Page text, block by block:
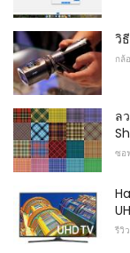
วิ
กล้
ล
ซอ
รีวิ